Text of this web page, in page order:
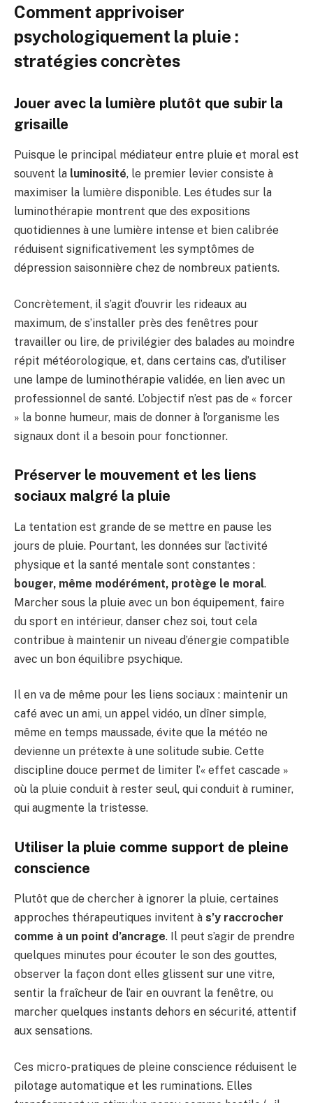
Comment apprivoiser
psychologiquement la pluie :
stratégies concrètes
Jouer avec la lumière plutôt que subir la
grisaille
Puisque le principal médiateur entre pluie et moral est
souvent la luminosité, le premier levier consiste à
maximiser la lumière disponible. Les études sur la
luminothérapie montrent que des expositions
quotidiennes à une lumière intense et bien calibrée
réduisent significativement les symptômes de
dépression saisonnière chez de nombreux patients.
Concrètement, il s’agit d’ouvrir les rideaux au
maximum, de s’installer près des fenêtres pour
travailler ou lire, de privilégier des balades au moindre
répit météorologique, et, dans certains cas, d’utiliser
une lampe de luminothérapie validée, en lien avec un
professionnel de santé. L’objectif n’est pas de « forcer
» la bonne humeur, mais de donner à l’organisme les
signaux dont il a besoin pour fonctionner.
Préserver le mouvement et les liens
sociaux malgré la pluie
La tentation est grande de se mettre en pause les
jours de pluie. Pourtant, les données sur l’activité
physique et la santé mentale sont constantes :
bouger, même modérément, protège le moral.
Marcher sous la pluie avec un bon équipement, faire
du sport en intérieur, danser chez soi, tout cela
contribue à maintenir un niveau d’énergie compatible
avec un bon équilibre psychique.
Il en va de même pour les liens sociaux : maintenir un
café avec un ami, un appel vidéo, un dîner simple,
même en temps maussade, évite que la météo ne
devienne un prétexte à une solitude subie. Cette
discipline douce permet de limiter l’« effet cascade »
où la pluie conduit à rester seul, qui conduit à ruminer,
qui augmente la tristesse.
Utiliser la pluie comme support de pleine
conscience
Plutôt que de chercher à ignorer la pluie, certaines
approches thérapeutiques invitent à s’y raccrocher
comme à un point d’ancrage. Il peut s’agir de prendre
quelques minutes pour écouter le son des gouttes,
observer la façon dont elles glissent sur une vitre,
sentir la fraîcheur de l’air en ouvrant la fenêtre, ou
marcher quelques instants dehors en sécurité, attentif
aux sensations.
Ces micro-pratiques de pleine conscience réduisent le
pilotage automatique et les ruminations. Elles